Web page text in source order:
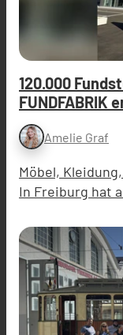
120.000
FUNDFABRIK
Amelie Graf
Möbel,
In Freiburg hat